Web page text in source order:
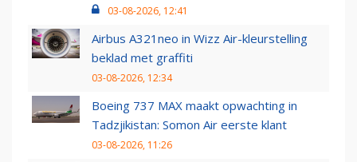
03-08-2026, 12:41
Airbus A321neo in Wizz Air-kleurstelling
beklad met graffiti
03-08-2026, 12:34
Boeing 737 MAX maakt opwachting in
Tadzjikistan: Somon Air eerste klant
03-08-2026, 11:26